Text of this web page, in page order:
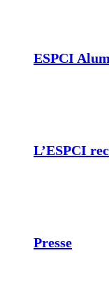
ESPCI
L’ESPCI
Presse